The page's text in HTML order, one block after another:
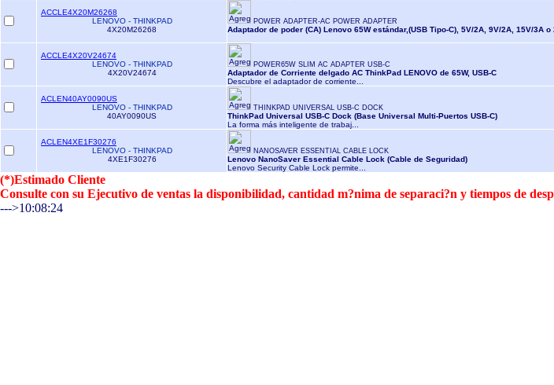
ACCLE4X20M26268
LENOVO - THINKPAD
4X20M26268
POWER ADAPTER-AC POWER ADAPTER
Adaptador de poder (CA) Lenovo 65W estándar,(USB Tipo-C), 5V/2A, 9V/2A, 15V/3A o
ACCLE4X20V24674
LENOVO - THINKPAD
4X20V24674
POWER65W SLIM AC ADAPTER USB-C
Adaptador de Corriente delgado AC ThinkPad LENOVO de 65W, USB-C
Descubre el adaptador de corriente...
ACLEN40AY0090US
LENOVO - THINKPAD
40AY0090US
THINKPAD UNIVERSAL USB-C DOCK
ThinkPad Universal USB-C Dock (Base Universal Multi-Puertos USB-C)
La forma más inteligente de trabaj...
ACLEN4XE1F30276
LENOVO - THINKPAD
4XE1F30276
NANOSAVER ESSENTIAL CABLE LOCK
Lenovo NanoSaver Essential Cable Lock (Cable de Seguridad)
Lenovo Security Cable Lock permite...
(*)Estimado Cliente
Consulte con su Ejecutivo de ventas la disponibilidad, cantidad m?nima de separaci?n y tiempos de
--->10:08:24